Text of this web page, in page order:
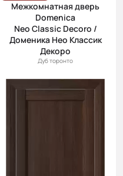
Межкомнатная дверь
Domenica
Neo Classic Decoro /
Доменика Нео Классик
Декоро
Дуб торонто